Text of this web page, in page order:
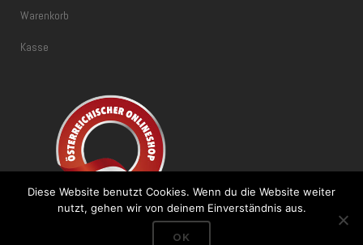
Warenkorb
Kasse
Diese Website benutzt Cookies. Wenn du die Website weiter
nutzt, gehen wir von deinem Einverständnis aus.
OK